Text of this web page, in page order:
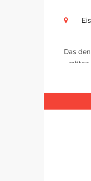
Das
mitten